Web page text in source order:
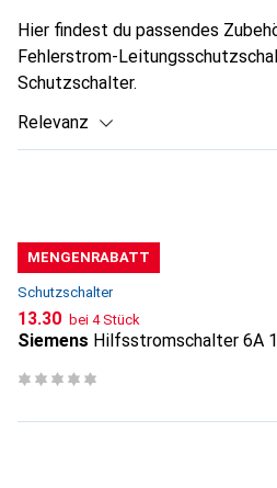
Hier findest du passendes
Fehlerstrom-
Schutzschalter.
Relevanz
MENGENRABATT
Schutzschalter
CHF
13.30 bei 4 Stück
Siemens Hilfsstromschalter 6A